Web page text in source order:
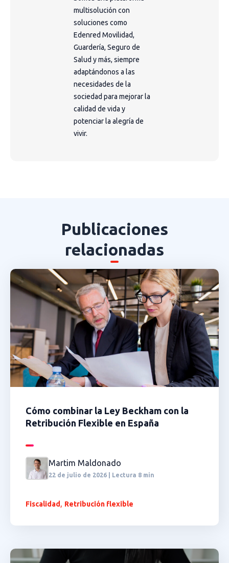
multisolución con
soluciones como
Edenred Movilidad,
Guardería, Seguro de
Salud y más, siempre
adaptándonos a las
necesidades de la
sociedad para mejorar la
calidad de vida y
potenciar la alegría de
vivir.
Publicaciones
relacionadas
Cómo combinar la Ley Beckham con la
Retribución Flexible en España
Martim Maldonado
22 de julio de 2026 | Lectura 8 min
Fiscalidad , Retribución flexible